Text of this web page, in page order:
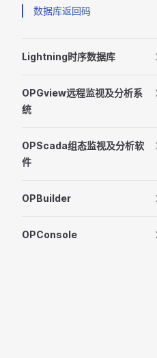
数据库返回码
Lightning时序数据库
OPGview远程监视及分析系
统
OPScada组态监视及分析软
件
OPBuilder
OPConsole